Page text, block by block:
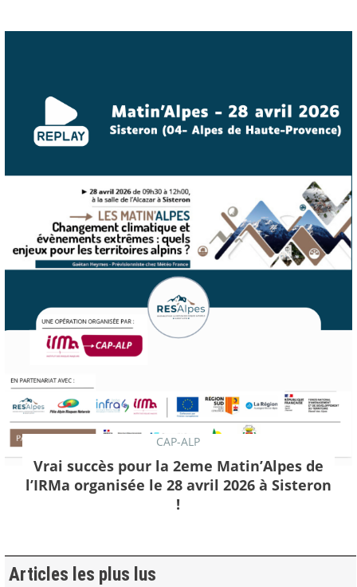
CAP-ALP
Vrai succès pour la 2eme Matin’Alpes de
l’IRMa organisée le 28 avril 2026 à Sisteron
!
Articles les plus lus